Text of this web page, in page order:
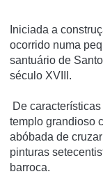
Iniciada a
ocorrido numa
santuário de
século XVIII.
De
templo grandioso
abóbada de
pinturas
barroca.